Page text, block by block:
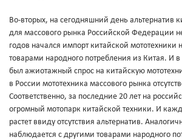
Во-вторых, на сегодняшний день альтернатив
для массового рынка Российской Федерации
годов начался импорт китайской мототехники
товарами народного потребления из Китая. И
был ажиотажный спрос на китайскую
в России мототехника массового рынка
Соответственно, за последние 20 лет на
огромный мотопарк китайской техники. И
растет ввиду отсутствия альтернатив.
наблюдается с другими товарами народного